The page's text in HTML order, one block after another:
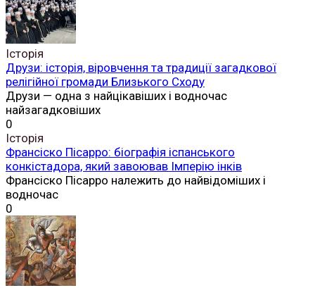
Історія
Друзи: історія, віровчення та традиції загадкової
релігійної громади Близького Сходу
Друзи — одна з найцікавіших і водночас
найзагадковіших
0
Історія
Франсіско Пісарро: біографія іспанського
конкістадора, який завоював Імперію інків
Франсіско Пісарро належить до найвідоміших і
водночас
0